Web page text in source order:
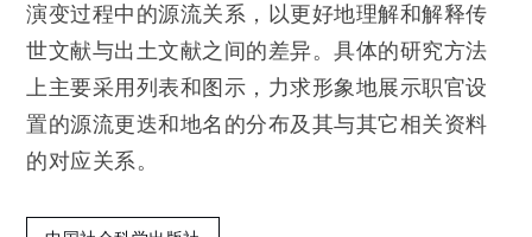
演变过程中的源流关系，以更好地理解和解释传
世文献与出土文献之间的差异。具体的研究方法
上主要采用列表和图示，力求形象地展示职官设
置的源流更迭和地名的分布及其与其它相关资料
的对应关系。